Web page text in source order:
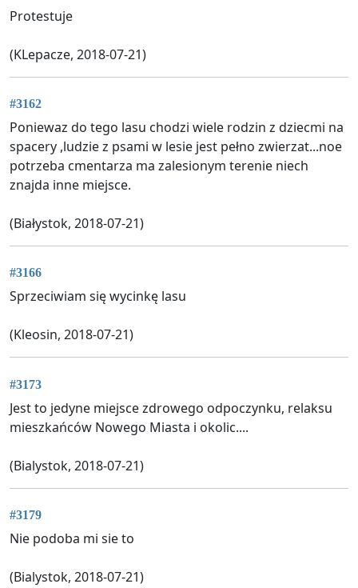
Protestuje
(KLepacze, 2018-07-21)
#3162
Poniewaz do tego lasu chodzi wiele rodzin z dziecmi na
spacery ,ludzie z psami w lesie jest pełno zwierzat...noe
potrzeba cmentarza ma zalesionym terenie niech
znajda inne miejsce.
(Białystok, 2018-07-21)
#3166
Sprzeciwiam się wycinkę lasu
(Kleosin, 2018-07-21)
#3173
Jest to jedyne miejsce zdrowego odpoczynku, relaksu
mieszkańców Nowego Miasta i okolic....
(Bialystok, 2018-07-21)
#3179
Nie podoba mi sie to
(Bialystok, 2018-07-21)